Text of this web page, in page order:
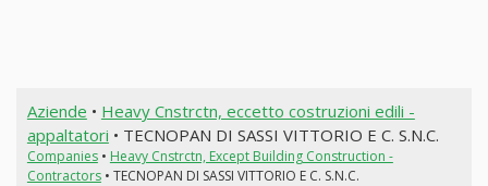
Aziende • Heavy Cnstrctn, eccetto costruzioni edili -
appaltatori • TECNOPAN DI SASSI VITTORIO E C. S.N.C.
Companies• Heavy Cnstrctn, Except Building Construction -
Contractors• TECNOPAN DI SASSI VITTORIO E C. S.N.C.